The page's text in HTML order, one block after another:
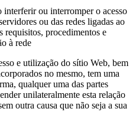
ou interromper o acesso
ou das redes ligadas ao
requisitos, procedimentos e
à rede
e utilização do sítio Web, bem
no mesmo, tem uma
qualquer uma das partes
unilateralmente esta relação
outra causa que não seja a sua